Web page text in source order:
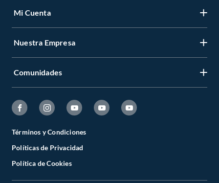
Mi Cuenta
Nuestra Empresa
Comunidades
Términos y Condiciones
Políticas de Privacidad
Política de Cookies